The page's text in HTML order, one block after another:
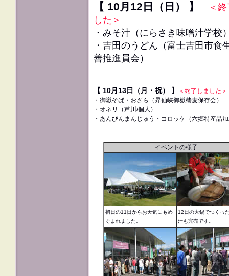
【 10月12日（日） 】
＜
した＞
・みそ汁（にらさき味噌汁学校
・吉田のうどん（富士吉田市食
善推進員会）
【 10月13日（月・祝） 】
＜終了しました＞
・御嶽そば・おざら（昇仙峡御嶽蕎麦保存会）
・オネリ（芦川/個人）
・あんびんまんじゅう・コロッケ（六郷特産品
イベントの様子
初日の11日からお天気にもめ
ぐまれました。
12日の大鍋でつくっ
汁も完売です。